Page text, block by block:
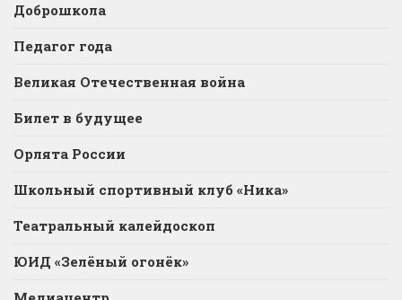
Доброшкола
Педагог года
Великая Отечественная война
Билет в будущее
Орлята России
Школьный спортивный клуб «Ника»
Театральный калейдоскоп
ЮИД «Зелёный огонёк»